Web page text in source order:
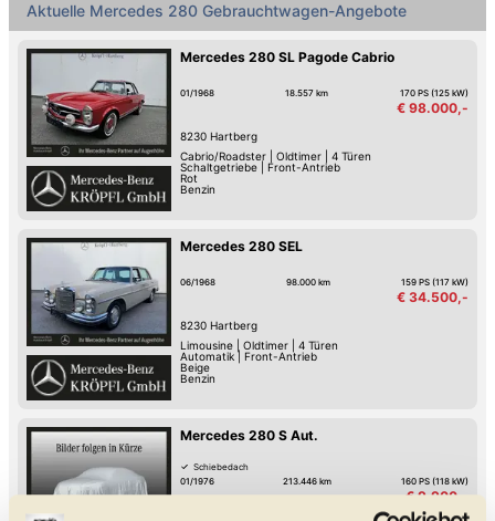
Aktuelle Mercedes 280 Gebrauchtwagen-Angebote
Mercedes 280 SL Pagode Cabrio
01/1968 18.557 km 170 PS (125 kW)
€ 98.000,-
8230 Hartberg
Cabrio/Roadster| Oldtimer|
4 Türen
Schaltgetriebe| Front-Antrieb
Rot
Benzin
Mercedes 280 SEL
06/1968 98.000 km 159 PS (117 kW)
€ 34.500,-
8230 Hartberg
Limousine| Oldtimer|
4 Türen
Automatik| Front-Antrieb
Beige
Benzin
Mercedes 280 S Aut.
Schiebedach
01/1976
213.446 km 160 PS (118 kW)
€ 9.900,-